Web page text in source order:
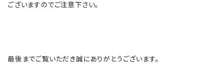
ございますのでご注意下さい。
最後までご覧いただき誠にありがとうございます。